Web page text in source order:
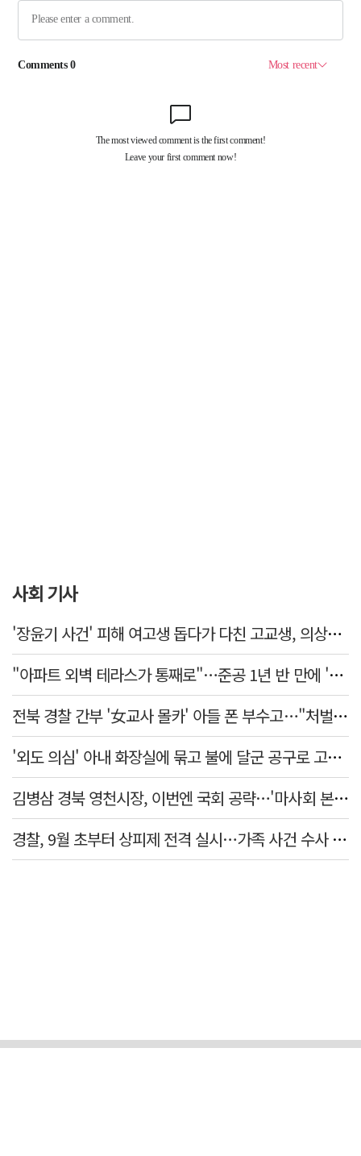
사회 기사
'장윤기 사건' 피해 여고생 돕다가 다친 고교생, 의상자 인정
"아파트 외벽 테라스가 통째로"…준공 1년 반 만에 '아찔 사고'
전북 경찰 간부 '女교사 몰카' 아들 폰 부수고…"처벌 못하는 사안" 내부망에 글
'외도 의심' 아내 화장실에 묶고 불에 달군 공구로 고문…남편 검거
김병삼 경북 영천시장, 이번엔 국회 공략…'마사회 본사 이전·광역교통망 확충' 요청
경찰, 9월 초부터 상피제 전격 실시…가족 사건 수사 못해